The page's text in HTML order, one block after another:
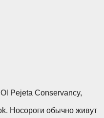
Pejeta Conservancy,
Носороги обычно живут